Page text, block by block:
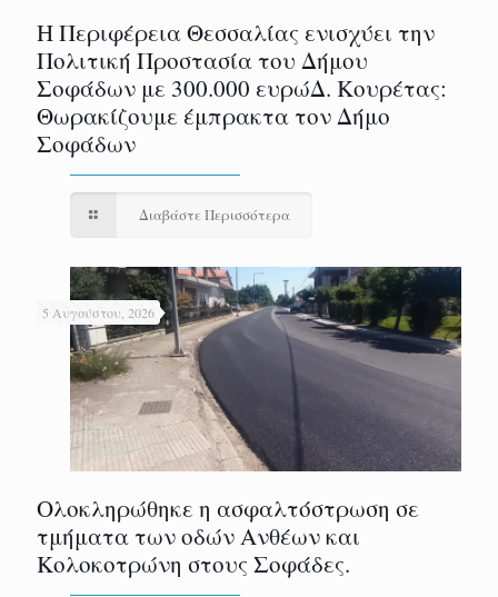
Η Περιφέρεια Θεσσαλίας ενισχύει την
Πολιτική Προστασία του Δήμου
Σοφάδων με 300.000 ευρώΔ. Κουρέτας:
Θωρακίζουμε έμπρακτα τον Δήμο
Σοφάδων
Διαβάστε Περισσότερα
5 Αυγούστου, 2026
Ολοκληρώθηκε η ασφαλτόστρωση σε
τμήματα των οδών Ανθέων και
Κολοκοτρώνη στους Σοφάδες.